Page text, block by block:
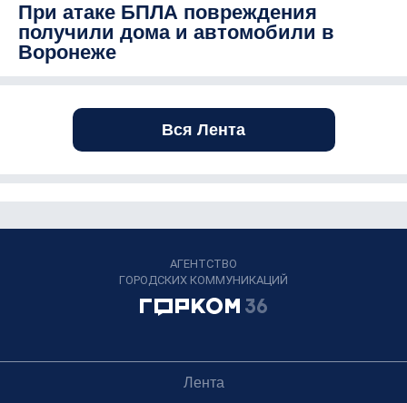
При атаке БПЛА повреждения
получили дома и автомобили в
Воронеже
Вся Лента
АГЕНТСТВО
ГОРОДСКИХ КОММУНИКАЦИЙ
Лента